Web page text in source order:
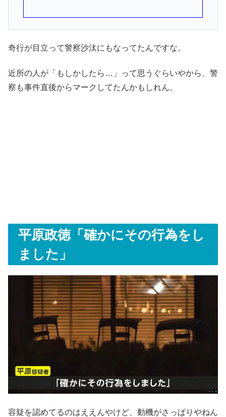
奇行が目立って警察沙汰にもなってたんですな。
近所の人が「もしかしたら…」って思うぐらいやから、警
察も事件直後からマークしてたんかもしれん。
平原政徳「確かにその行為をし
ました」
容疑を認めてるのはええんやけど、動機がさっぱりやねん